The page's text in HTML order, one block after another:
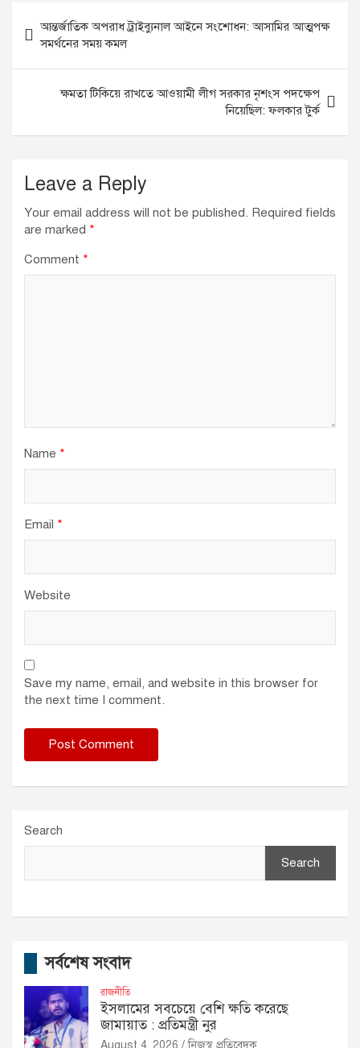
navigation
আন্তর্জাতিক অপরাধ ট্রাইব্যুনাল আইনে সংশোধন: আসামির আত্মপক্ষ
সমর্থনের সময় কমল
ক্ষমতা টিকিয়ে রাখতে আওয়ামী লীগ সরকার নৃশংস পদক্ষেপ
নিয়েছিল: ফলকার টুর্ক
Leave a Reply
Your email address will not be published. Required fields
are marked *
Comment *
Name *
Email *
Website
Save my name, email, and website in this browser for
the next time I comment.
Search
Search
সর্বশেষ সংবাদ
রাজনীতি
ইসলামের সবচেয়ে বেশি ক্ষতি করেছে
জামায়াত : প্রতিমন্ত্রী নুর